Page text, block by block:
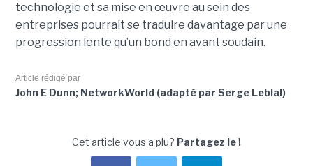
technologie et sa mise en œuvre au sein des
entreprises pourrait se traduire davantage parune
progression lente qu’un bond en avant soudain.
Article rédigé par
John E Dunn; NetworkWorld (adapté par Serge Leblal)
Cet article vous a plu? Partagez le !